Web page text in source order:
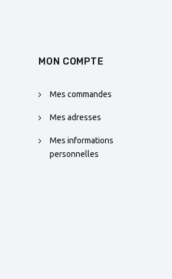
MON COMPTE
Mes commandes
Mes adresses
Mes informations
personnelles